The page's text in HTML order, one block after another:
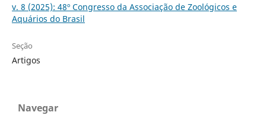
v. 8 (2025): 48º Congresso da Associação de Zoológicos e
Aquários do Brasil
Seção
Artigos
Navegar